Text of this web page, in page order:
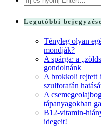
for:
Legutóbbi
Tényleg olyan
mondják?
A spárga: a
gondolnánk
A brokkoli rejtett
szulforafán
A
tápanyagokban
B12-vitamin-
idegeit!